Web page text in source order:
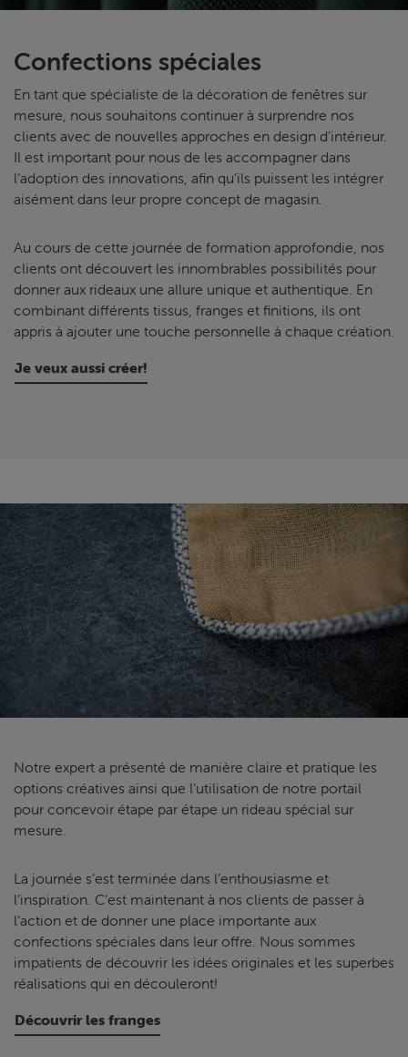
Confections spéciales
En tant que spécialiste de la décoration de fenêtres sur
mesure, nous souhaitons continuer à surprendre nos
clients avec de nouvelles approches en design d’intérieur.
Il est important pour nous de les accompagner dans
l’adoption des innovations, afin qu’ils puissent les intégrer
aisément dans leur propre concept de magasin.
Au cours de cette journée de formation approfondie, nos
clients ont découvert les innombrables possibilités pour
donner aux rideaux une allure unique et authentique. En
combinant différents tissus, franges et finitions, ils ont
appris à ajouter une touche personnelle à chaque création.
Je veux aussi créer!
Notre expert a présenté de manière claire et pratique les
options créatives ainsi que l’utilisation de notre portail
pour concevoir étape par étape un rideau spécial sur
mesure.
La journée s’est terminée dans l’enthousiasme et
l’inspiration. C’est maintenant à nos clients de passer à
l’action et de donner une place importante aux
confections spéciales dans leur offre. Nous sommes
impatients de découvrir les idées originales et les superbes
réalisations qui en découleront!
Découvrir les franges